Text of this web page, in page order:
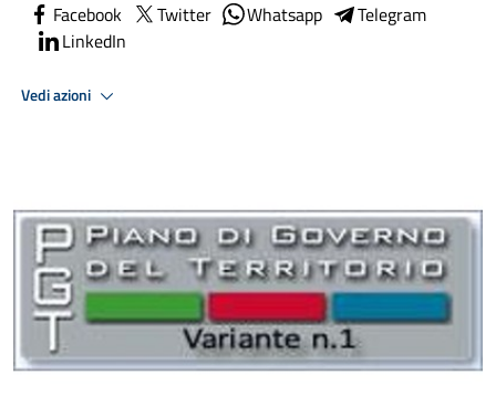
Facebook Twitter Whatsapp
Telegram
LinkedIn
Vedi azioni